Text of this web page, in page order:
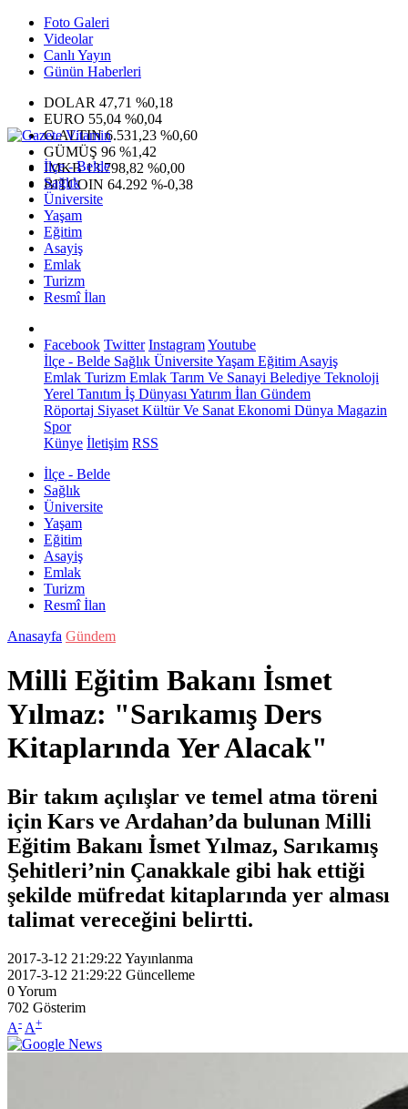
Foto Galeri
Videolar
Canlı Yayın
Günün Haberleri
DOLAR 47,71 %0,18
EURO 55,04 %0,04
G.ALTIN6.531,23 %0,60
GÜMÜŞ 96 %1,42
IMKB13.798,82 %0,00
BITCOIN 64.292 %-0,38
İlçe - Belde
Sağlık
Üniversite
Yaşam
Eğitim
Asayiş
Emlak
Turizm
Resmî İlan
Facebook Twitter InstagramYoutube
İlçe - Belde Sağlık ÜniversiteYaşam Eğitim Asayiş
Emlak Turizm Emlak Tarım Ve Sanayi Belediye Teknoloji
Yerel Tanıtım İş Dünyası Yatırım İlan Gündem
Röportaj Siyaset Kültür Ve Sanat Ekonomi Dünya Magazin
Spor
Künye İletişim RSS
İlçe - Belde
Sağlık
Üniversite
Yaşam
Eğitim
Asayiş
Emlak
Turizm
Resmî İlan
Anasayfa Gündem
Milli Eğitim Bakanı İsmet
Yılmaz: "Sarıkamış Ders
Kitaplarında Yer Alacak"
Bir takım açılışlar ve temel atma töreni
için Kars ve Ardahan’da bulunan Milli
Eğitim Bakanı İsmet Yılmaz, Sarıkamış
Şehitleri’nin Çanakkale gibi hak ettiği
şekilde müfredat kitaplarında yer alması
talimat vereceğini belirtti.
2017-3-12 21:29:22 Yayınlanma
2017-3-12 21:29:22 Güncelleme
0Yorum
702 Gösterim
A- A+